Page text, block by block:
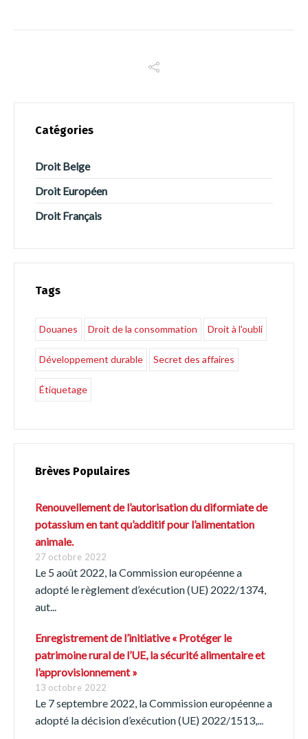
Catégories
Droit Belge
Droit Européen
Droit Français
Tags
Douanes Droit de la consommation Droit à l'oubli
Développement durable Secret des affaires
Étiquetage
Brèves Populaires
Renouvellement de l’autorisation du diformiate de
potassium en tant qu’additif pour l’alimentation
animale.
27 octobre 2022
Le 5 août 2022, la Commission européenne a
adopté le règlement d’exécution (UE) 2022/1374,
aut...
Enregistrement de l’initiative « Protéger le
patrimoine rural de l’UE, la sécurité alimentaire et
l’approvisionnement »
13 octobre 2022
Le 7 septembre 2022, la Commission européenne a
adopté la décision d’exécution (UE) 2022/1513,...
Switch The Language